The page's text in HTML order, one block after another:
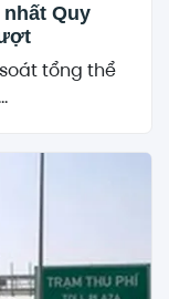
Quy
tổng thể